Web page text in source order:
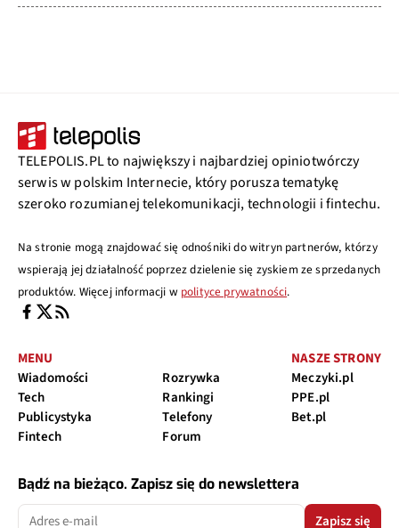
TELEPOLIS.PL to największy i najbardziej opiniotwórczy
serwis w polskim Internecie, który porusza tematykę
szeroko rozumianej telekomunikacji, technologii i fintechu.
Na stronie mogą znajdować się odnośniki do witryn partnerów, którzy
wspierają jej działalność poprzez dzielenie się zyskiem ze sprzedanych
produktów. Więcej informacji w polityce prywatności.
MENU
Wiadomości
Tech
Publicystyka
Fintech
Rozrywka
Rankingi
Telefony
Forum
NASZE STRONY
Meczyki.pl
PPE.pl
Bet.pl
Bądź na bieżąco. Zapisz się do newslettera
Zapisz się